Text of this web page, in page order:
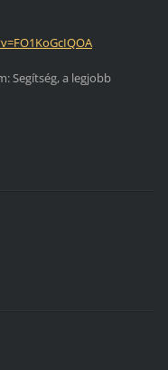
Segítség, a legjobb